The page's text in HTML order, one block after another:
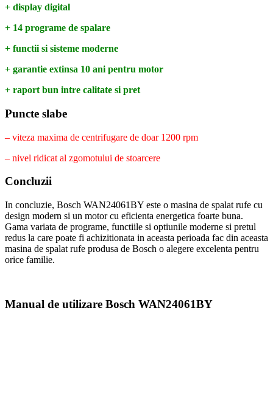
+ display digital
+ 14 programe de spalare
+ functii si sisteme moderne
+ garantie extinsa 10 ani pentru motor
+ raport bun intre calitate si pret
Puncte slabe
– viteza maxima de centrifugare de doar 1200 rpm
– nivel ridicat al zgomotului de stoarcere
Concluzii
In concluzie, Bosch WAN24061BY este o masina de spalat rufe cu
design modern si un motor cu eficienta energetica foarte buna.
Gama variata de programe, functiile si optiunile moderne si pretul
redus la care poate fi achizitionata in aceasta perioada fac din aceasta
masina de spalat rufe produsa de Bosch o alegere excelenta pentru
orice familie.
Manual de utilizare Bosch WAN24061BY